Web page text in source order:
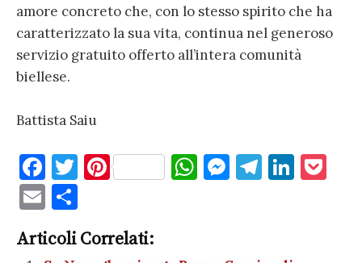
amore concreto che, con lo stesso spirito che ha
caratterizzato la sua vita, continua nel generoso
servizio gratuito offerto all’intera comunità
biellese.
Battista Saiu
F
a
c
e
T
te
Pi
es
W M T Li
E
m
ai n
Articoli Correlati: